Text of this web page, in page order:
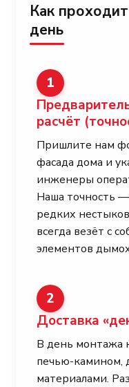
Как
день
1
расчёт
Пришлите нам
фасада дома и
инженеры
Наша точность
редких
всегда везёт с
элементов
2
Доставка
В день монтажа
печью-камином,
материалами.